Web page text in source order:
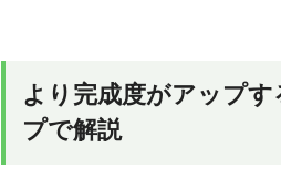
より完成度がアップ
プで解説